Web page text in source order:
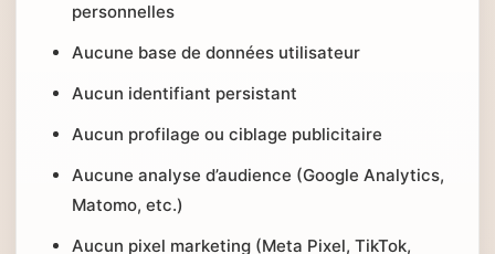
personnelles
Aucune base de données utilisateur
Aucun identifiant persistant
Aucun profilage ou ciblage publicitaire
Aucune analyse d’audience (Google Analytics,
Matomo, etc.)
Aucun pixel marketing (Meta Pixel, TikTok,